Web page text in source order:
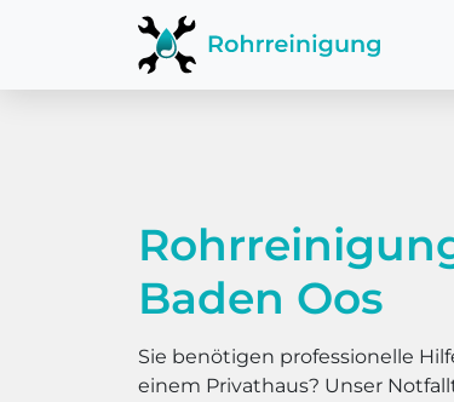
Baden Oos
Sie benötigen professionelle
einem Privathaus? Unser